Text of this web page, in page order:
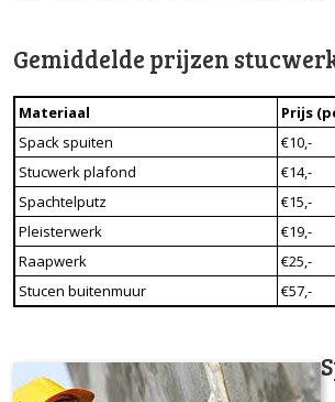
Gemiddelde prijzen
Materiaal
Prijs
Spack spuiten
€10,-
Stucwerk plafond
€14,-
Spachtelputz
€15,-
Pleisterwerk
€19,-
Raapwerk
€25,-
Stucen buitenmuur
€57,-